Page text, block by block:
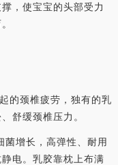
，使宝宝的头部受力
的颈椎疲劳，独有的乳
舒缓颈椎压力。
菌增长，高弹性、耐用
电。乳胶靠枕上布满